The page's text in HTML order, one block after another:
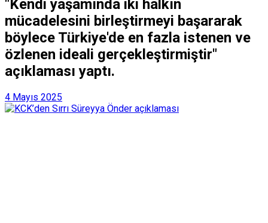
"Kendi yaşamında iki halkın
mücadelesini birleştirmeyi başararak
böylece Türkiye'de en fazla istenen ve
özlenen ideali gerçekleştirmiştir"
açıklaması yaptı.
4 Mayıs 2025